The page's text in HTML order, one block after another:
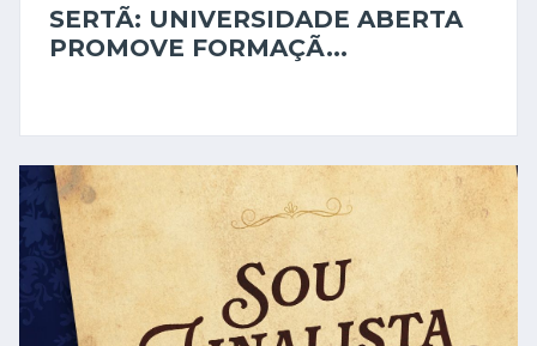
SERTÃ: UNIVERSIDADE ABERTA
PROMOVE FORMAÇÃ...